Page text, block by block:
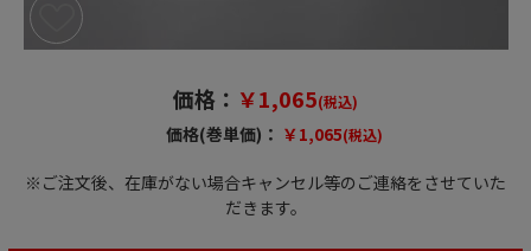
価格： ￥1,065(税込)
価格(巻単価)： ￥1,065(税込)
※ご注文後、在庫がない場合キャンセル等のご連絡をさせていた
だきます。